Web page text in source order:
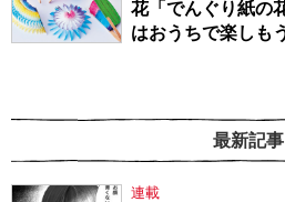
花「でんぐり紙の
はおうちで楽しも
最新記事
連載